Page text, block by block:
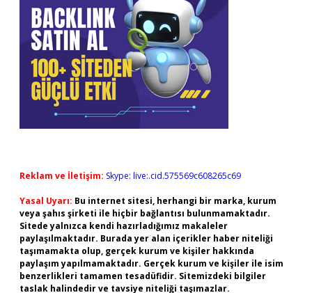
Reklam ve İletişim: Skype: live:.cid.575569c608265c69
Yasal Uyarı: Bu internet sitesi, herhangi bir marka, kurum
veya şahıs şirketi ile hiçbir bağlantısı bulunmamaktadır.
Sitede yalnızca kendi hazırladığımız makaleler
paylaşılmaktadır. Burada yer alan içerikler haber niteliği
taşımamakta olup, gerçek kurum ve kişiler hakkında
paylaşım yapılmamaktadır. Gerçek kurum ve kişiler ile isim
benzerlikleri tamamen tesadüfidir. Sitemizdeki bilgiler
taslak halindedir ve tavsiye niteliği taşımazlar.